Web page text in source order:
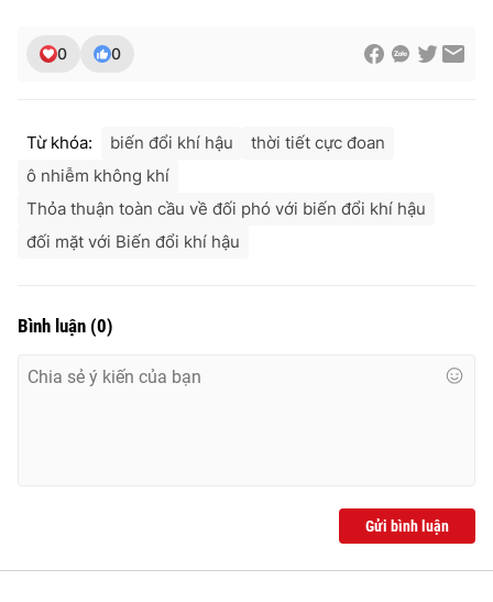
0 0
Từ khóa: biến đổi khí hậu
thời tiết cực đoan
ô nhiễm không khí
Thỏa thuận toàn cầu về đối phó với biến đổi khí hậu
đối mặt với Biến đổi khí hậu
Bình luận (0)
Gửi bình luận